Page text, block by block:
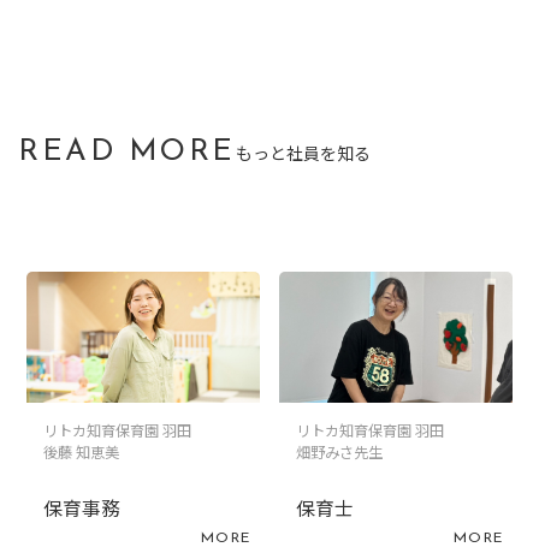
READ MORE もっと社員を知る
リトカ知育保育園 羽田
後藤 知恵美
保育事務
MORE
リトカ知育保育園 羽田
畑野みさ先生
保育士
MORE